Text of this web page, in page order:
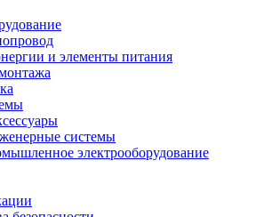
и элементы питания
системы
электрооборудование